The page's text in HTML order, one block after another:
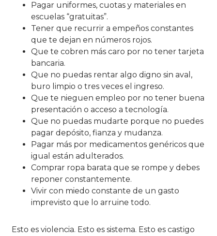
Pagar uniformes, cuotas y materiales en
escuelas “gratuitas”.
Tener que recurrir a empeños constantes
que te dejan en números rojos.
Que te cobren más caro por no tener tarjeta
bancaria.
Que no puedas rentar algo digno sin aval,
buro limpio o tres veces el ingreso.
Que te nieguen empleo por no tener buena
presentación o acceso a tecnología.
Que no puedas mudarte porque no puedes
pagar depósito, fianza y mudanza.
Pagar más por medicamentos genéricos que
igual están adulterados.
Comprar ropa barata que se rompe y debes
reponer constantemente.
Vivir con miedo constante de un gasto
imprevisto que lo arruine todo.
Esto es violencia. Esto es sistema. Esto es castigo